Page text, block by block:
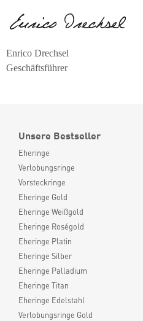
Enrico Drechsel
Geschäftsführer
Unsere Bestseller
Eheringe
Verlobungsringe
Vorsteckringe
Eheringe Gold
Eheringe Weißgold
Eheringe Roségold
Eheringe Platin
Eheringe Silber
Eheringe Palladium
Eheringe Titan
Eheringe Edelstahl
Verlobungsringe Gold